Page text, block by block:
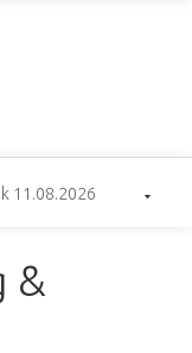
11.08.2026
&